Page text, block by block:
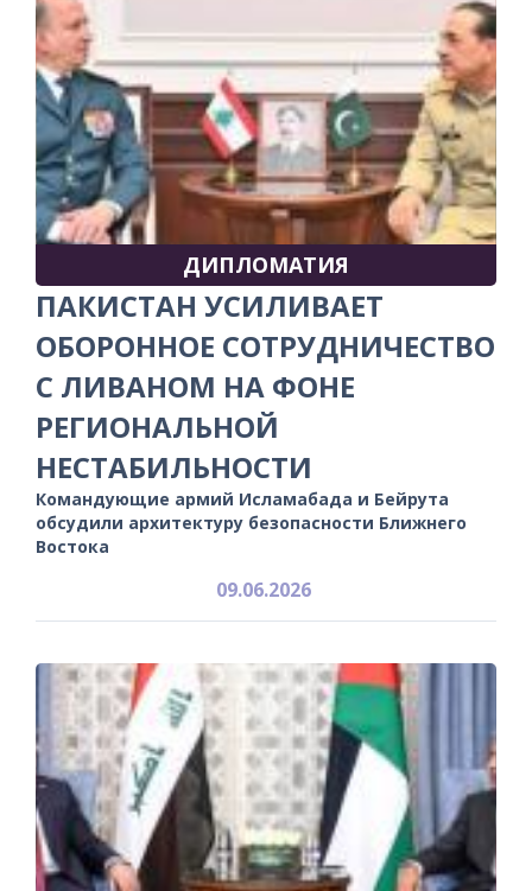
ДИПЛОМАТИЯ
ПАКИСТАН УСИЛИВАЕТ
ОБОРОННОЕ СОТРУДНИЧЕСТВО
С ЛИВАНОМ НА ФОНЕ
РЕГИОНАЛЬНОЙ
НЕСТАБИЛЬНОСТИ
Командующие армий Исламабада и Бейрута
обсудили архитектуру безопасности Ближнего
Востока
09.06.2026